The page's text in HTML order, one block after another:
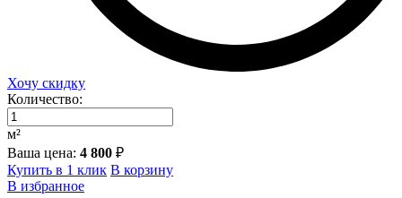
Хочу скидку
Количество:
м²
Ваша цена: 4 800 ₽
Купить в 1 клик В корзину
В избранное